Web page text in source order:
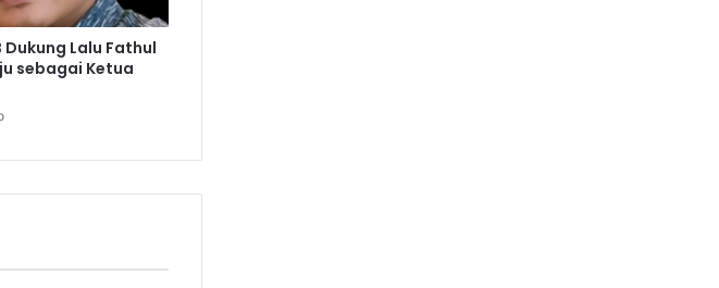
Dukung Lalu Fathul
sebagai Ketua